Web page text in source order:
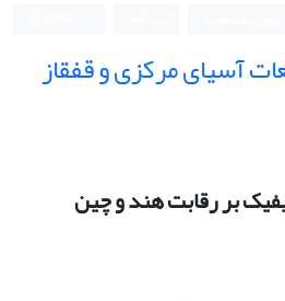
آسیای مرکزی و قفقاز
بر رقابت هند و چین